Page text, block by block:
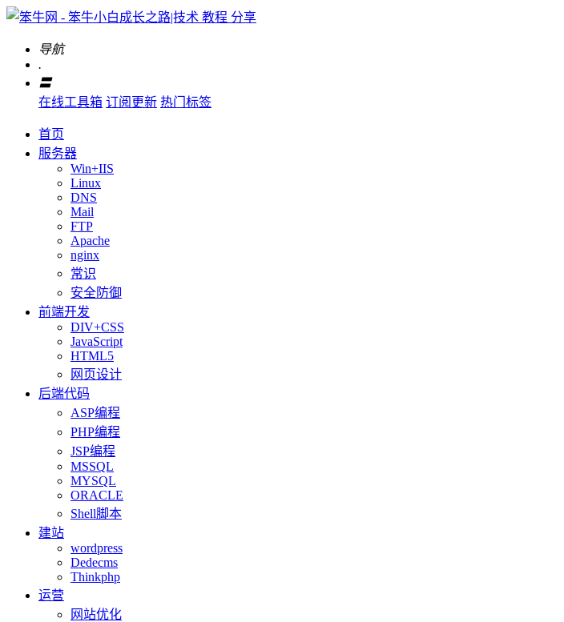
导航
.
〓
在线工具箱 订阅更新 热门标签
首页
服务器
Win+IIS
Linux
DNS
Mail
FTP
Apache
nginx
常识
安全防御
前端开发
DIV+CSS
JavaScript
HTML5
网页设计
后端代码
ASP编程
PHP编程
JSP编程
MSSQL
MYSQL
ORACLE
Shell脚本
建站
wordpress
Dedecms
Thinkphp
运营
网站优化